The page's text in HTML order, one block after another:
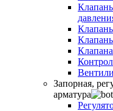
Запорная,
арматура